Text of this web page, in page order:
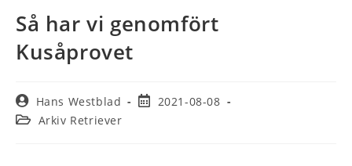
Så har vi genomfört
Kusåprovet
Hans Westblad
2021-08-08
Arkiv Retriever